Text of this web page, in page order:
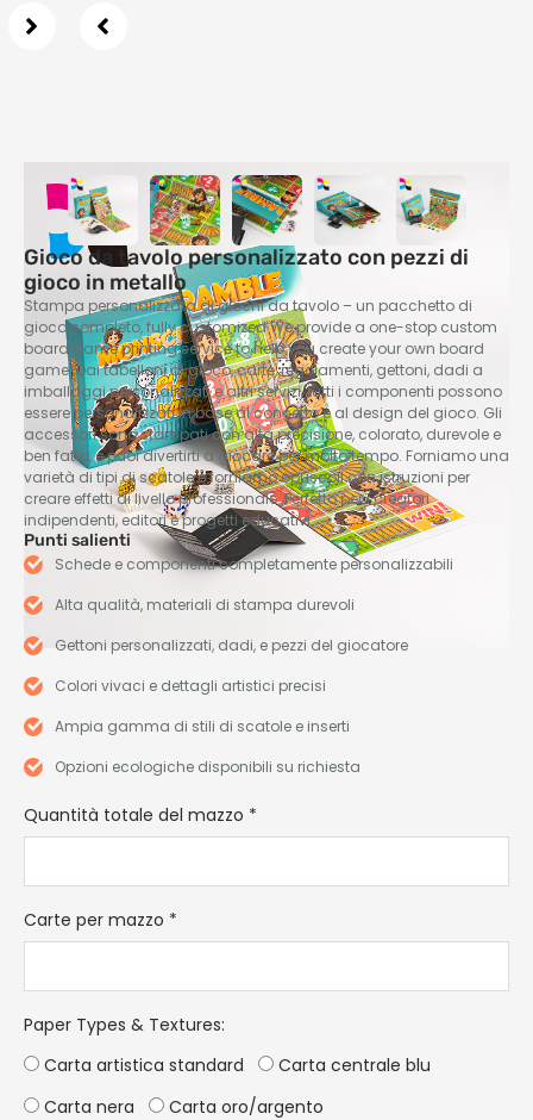
Gioco da tavolo personalizzato con pezzi di
gioco in metallo
Stampa personalizzata di giochi da tavolo – un pacchetto di
gioco completo,fully customized We provide a one-stop custom
board game printing service to help you create your own board
game. Dai tabelloni di gioco, carte, regolamenti, gettoni, dadi a
imballaggi personalizzati e altri servizi, tutti i componenti possono
essere personalizzati in base al concetto e al design del gioco. Gli
accessori sono stampati con alta precisione, colorato, durevole e
ben fatto, e puoi divertirti a giocare per molto tempo. Forniamo una
varietà di tipi di scatole e forniamo opuscoli con istruzioni per
creare effetti di livello professionale. Perfetto per i creatori
indipendenti, editori e progetti educativi.
Punti salienti
Schede e componenti completamente personalizzabili
Alta qualità, materiali di stampa durevoli
Gettoni personalizzati, dadi, e pezzi del giocatore
Colori vivaci e dettagli artistici precisi
Ampia gamma di stili di scatole e inserti
Opzioni ecologiche disponibili su richiesta
Quantità totale del mazzo *
Carte per mazzo *
Paper Types & Textures:
Carta artistica standard
Carta centrale blu
Carta nera
Carta oro/argento